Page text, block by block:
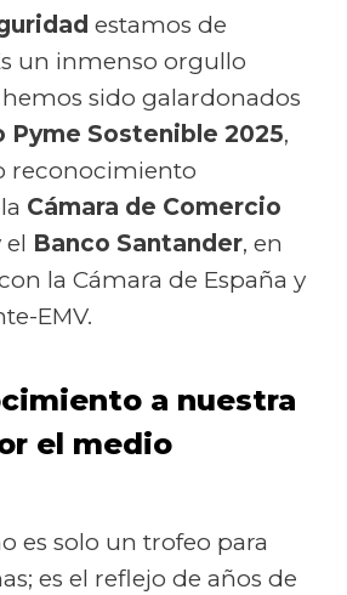
estamos de
un inmenso orgullo
sido galardonados
Pyme Sostenible 2025,
reconocimiento
Cámara de Comercio
el Banco Santander, en
la Cámara de España y
EMV.
a nuestra
el medio
es solo un trofeo para
es el reflejo de años de